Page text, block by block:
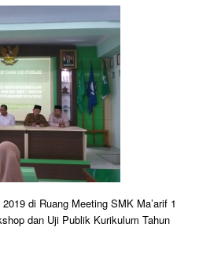
di Ruang Meeting SMK Ma’arif 1
dan Uji Publik Kurikulum Tahun